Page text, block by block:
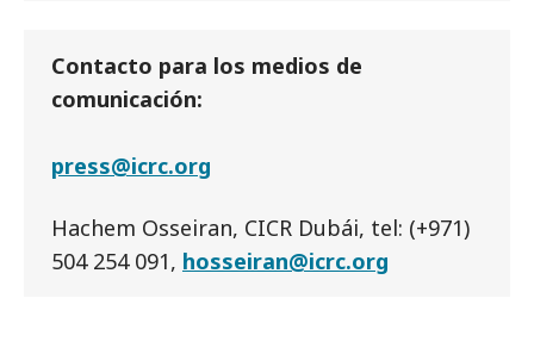
Contacto para los medios de
comunicación:
press@icrc.org
Hachem Osseiran, CICR Dubái, tel: (+971)
504 254 091, hosseiran@icrc.org